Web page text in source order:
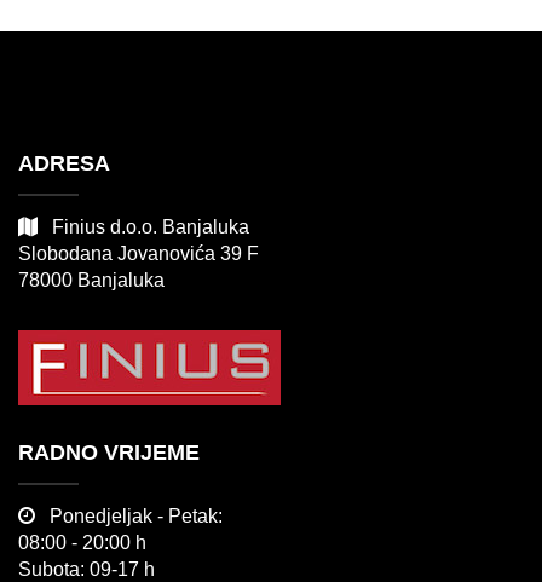
ADRESA
Finius d.o.o. Banjaluka
Slobodana Jovanovića 39 F
78000 Banjaluka
RADNO VRIJEME
Ponedjeljak - Petak:
08:00 - 20:00 h
Subota: 09-17 h